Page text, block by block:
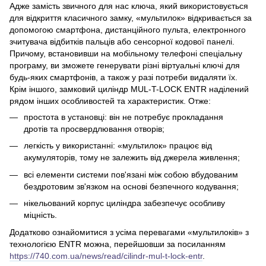
Адже замість звичного для нас ключа, який використовується
для відкриття класичного замку, «мультилок» відкривається за
допомогою смартфона, дистанційного пульта, електронного
зчитувача відбитків пальців або сенсорної кодової панелі.
Причому, встановивши на мобільному телефоні спеціальну
програму, ви зможете генерувати різні віртуальні ключі для
будь-яких смартфонів, а також у разі потреби видаляти їх.
Крім іншого, замковий циліндр MUL-T-LOCK ENTR наділений
рядом інших особливостей та характеристик. Отже:
простота в установці: він не потребує прокладання
дротів та просвердлювання отворів;
легкість у використанні: «мультилок» працює від
акумуляторів, тому не залежить від джерела живлення;
всі елементи системи пов'язані між собою вбудованим
бездротовим зв'язком на основі безпечного кодування;
нікельований корпус циліндра забезпечує особливу
міцність.
Додатково ознайомитися з усіма перевагами «мультилоків» з
технологією ENTR можна, перейшовши за посиланням
https://740.com.ua/news/read/cilindr-mul-t-lock-entr.